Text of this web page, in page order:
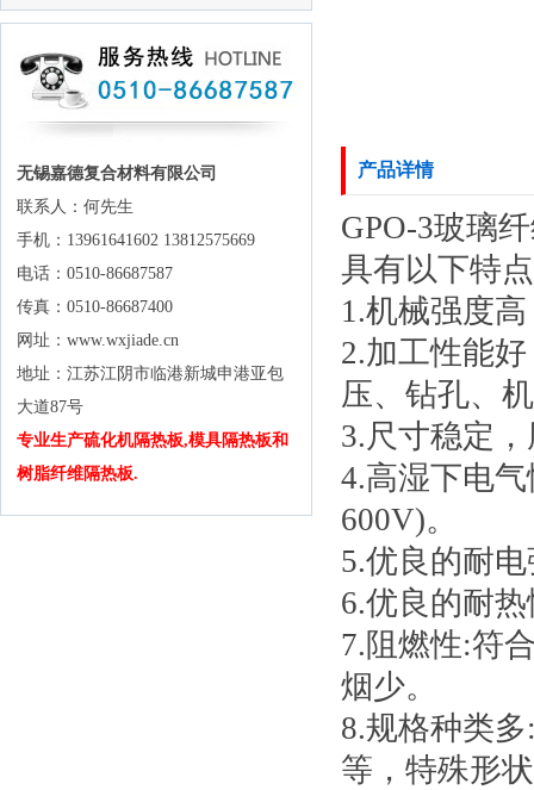
无锡嘉德复合材料有限公司
联系人：何先生
手机：13961641602 13812575669
电话：0510-86687587
传真：0510-86687400
网址：www.wxjiade.cn
地址：江苏江阴市临港新城申港亚包
大道87号
专业生产硫化机隔热板,模具隔热板和
树脂纤维隔热板.
产品详情
GPO-3玻璃
具有以下特点
1.机械强度
2.加工性能
压、钻孔、
3.尺寸稳定
4.高湿下电
600V)。
5.优良的耐
6.优良的耐
7.阻燃性:符
烟少。
8.规格种类
等，特殊形